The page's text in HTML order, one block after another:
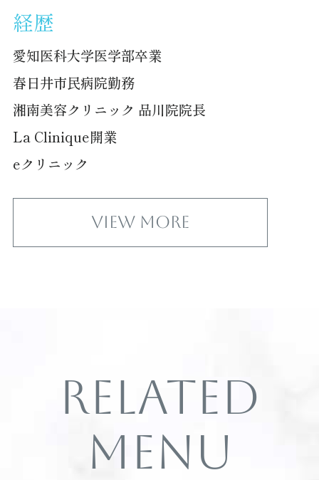
経歴
愛知医科大学医学部卒業
春日井市民病院勤務
湘南美容クリニック 品川院院長
La Clinique開業
eクリニック
View More
Related
Menu